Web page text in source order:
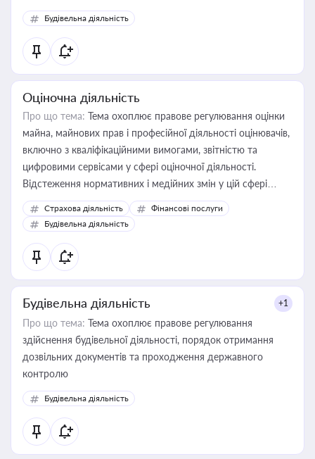
Будівельна діяльність
Оціночна діяльність
Про що тема: Тема охоплює правове регулювання оцінки
майна, майнових прав і професійної діяльності оцінювачів,
включно з кваліфікаційними вимогами, звітністю та
цифровими сервісами у сфері оціночної діяльності.
Відстеження нормативних і медійних змін у цій сфері
корисне для власника бізнесу, керівника, юриста або
бухгалтера під час оподаткування, приватизації, оренди
державного майна, корпоративних угод і перевірки
статусу суб'єктів оціночної діяльності
Страхова діяльність
Фінансові послуги
Будівельна діяльність
Будівельна діяльність +1
Про що тема: Тема охоплює правове регулювання
здійснення будівельної діяльності, порядок отримання
дозвільних документів та проходження державного
контролю
Будівельна діяльність